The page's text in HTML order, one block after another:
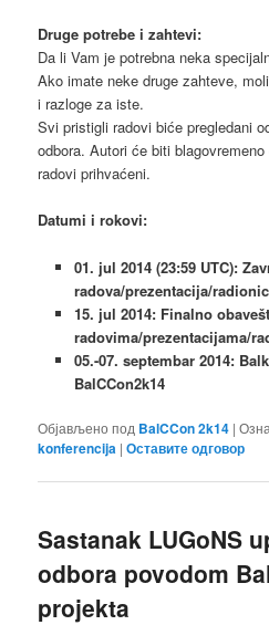
Druge potrebe i zahtevi:
Da li Vam je potrebna neka
Ako imate neke druge zahteve,
i razloge za iste.
Svi pristigli radovi biće pregledani
odbora. Autori će biti
radovi prihvaćeni.
Datumi i rokovi:
01. jul 2014 (23:59 UTC):
radova/prezentacija/
15. jul 2014: Finalno
radovima/prezentacijama/
05.-07. septembar 2014:
BalCCon2k14
Објављено под BalCCon 2k14 |
konferencija |Оставите одговор
Sastanak LUGoNS
odbora povodom
projekta